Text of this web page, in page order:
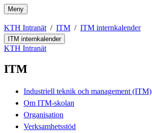
Meny
KTH Intranät ITM ITM internkalender
ITM internkalender
KTH Intranät
ITM
Industriell teknik och management (ITM)
Om ITM-skolan
Organisation
Verksamhetsstöd